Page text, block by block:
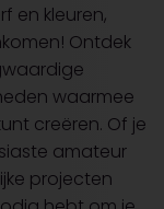
en kleuren,
Ontdek
waarmee
creëren. Of je
amateur
projecten